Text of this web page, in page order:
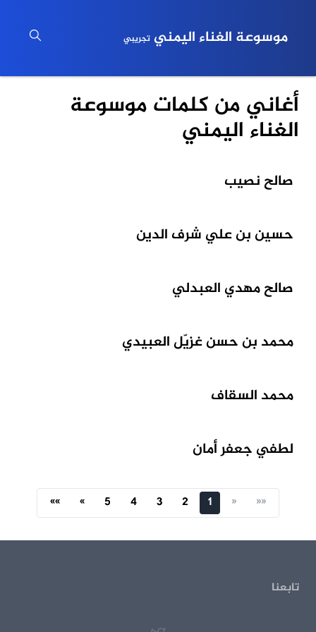
موسوعة الغناء اليمني تجريبي
أغاني من كلمات موسوعة
الغناء اليمني
صالح نصيب
حسين بن علي شرف الدين
صالح مهدي العبدلي
محمد بن حسن غزيّل العبيدي
محمد السقاف
لطفي جعفر أمان
««
«
1
2
3
4
5
»
»»
تابعنا